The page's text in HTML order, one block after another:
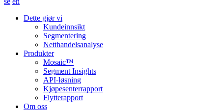
Dette gjør vi
Kundeinnsikt
Segmentering
Netthandelsanalyse
Produkter
Mosaic™
Segment Insights
API-løsning
Kjøpesenterrapport
Flytterapport
Om oss